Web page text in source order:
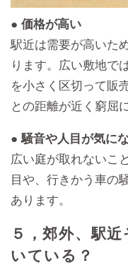
● 価格が高い
駅近は需要が高いた
ります。広い敷地で
を小さく区切って販
との距離が近く窮屈
● 騒音や人目が気に
広い庭が取れないこ
目や、行きかう車の
あります。
５，郊外、駅
いている？